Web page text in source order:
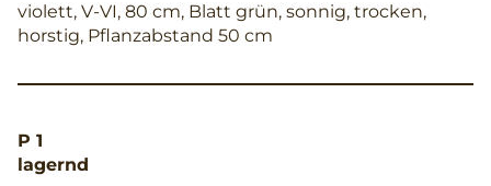
violett, V-VI, 80 cm, Blatt grün, sonnig, trocken,
horstig, Pflanzabstand 50 cm
P 1
lagernd